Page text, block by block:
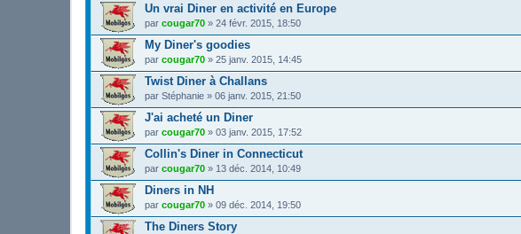
Un vrai Diner en activité en Europe
par cougar70 » 24 févr. 2015, 18:50
My Diner's goodies
par cougar70 » 25 janv. 2015, 14:45
Twist Diner à Challans
par Stéphanie » 06 janv. 2015, 21:50
J'ai acheté un Diner
par cougar70 » 03 janv. 2015, 17:52
Collin's Diner in Connecticut
par cougar70 » 13 déc. 2014, 10:49
Diners in NH
par cougar70 » 09 déc. 2014, 19:50
The Diners Story